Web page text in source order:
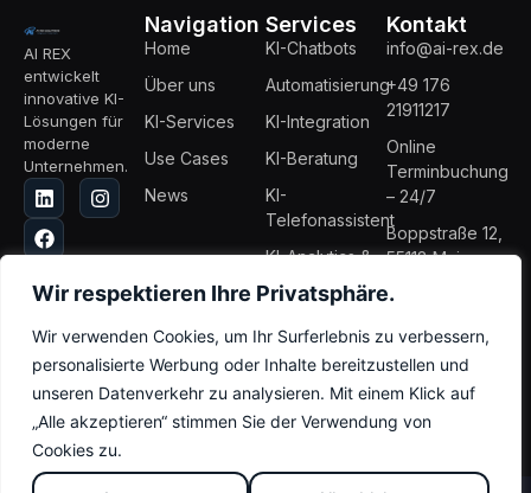
Wir respektieren Ihre Privatsphäre.
Wir verwenden Cookies, um Ihr Surferlebnis zu verbessern,
personalisierte Werbung oder Inhalte bereitzustellen und
unseren Datenverkehr zu analysieren. Mit einem Klick auf
„Alle akzeptieren“ stimmen Sie der Verwendung von
Cookies zu.
AI REX
entwickelt
innovative KI-
Lösungen für
moderne
Unternehmen.
Navigation
Home
Über uns
KI-Services
Use Cases
News
Services
KI-Chatbots
Automatisierung
KI-Integration
KI-Beratung
KI-
Telefonassistent
KI-Analytics &
Reporting
Kontakt
info@ai-rex.de
+49 176
21911217
Online
Terminbuchung
– 24/7
Boppstraße 12,
55118 Mainz,
© 2026 AI REX - Alle Rechte vorbehalten | Entwickelt vonIT REX
SOLUTIONS
ImpressumDatenschutz